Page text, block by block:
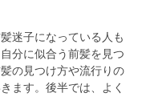
迷子になっている人も
分に似合う前髪を見つ
の見つけ方や流行りの
ます。後半では、よく